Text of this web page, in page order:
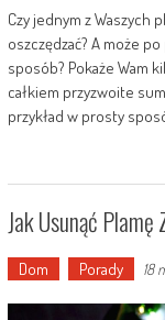
Czy jednym z Waszych
oszczędzać? A może
sposób? Pokaże Wam
całkiem przyzwoite
przykład w prosty
Jak Usunąć Plamę
Dom Porady 18